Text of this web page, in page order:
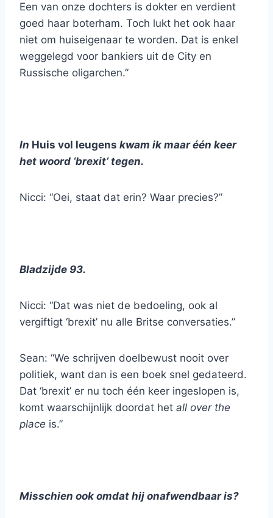
Een van onze dochters is dokter en verdient
goed haar boterham. Toch lukt het ook haar
niet om huiseigenaar te worden. Dat is enkel
weggelegd voor bankiers uit de City en
Russische oligarchen.”
In Huis vol leugens kwam ik maar één keer
het woord ‘brexit’ tegen.
Nicci: “Oei, staat dat erin? Waar precies?”
Bladzijde 93.
Nicci: “Dat was niet de bedoeling, ook al
vergiftigt ‘brexit’ nu alle Britse conversaties.”
Sean: “We schrijven doelbewust nooit over
politiek, want dan is een boek snel gedateerd.
Dat ‘brexit’ er nu toch één keer ingeslopen is,
komt waarschijnlijk doordat het all over the
place is.”
Misschien ook omdat hij onafwendbaar is?